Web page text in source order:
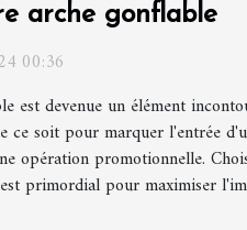
arche gonflable
00:36
est devenue un élément
ce soit pour marquer l'entrée
opération promotionnelle.
primordial pour maximiser